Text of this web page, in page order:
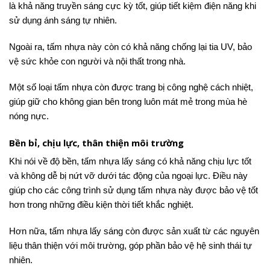
là khả năng truyền sáng cực kỳ tốt, giúp tiết kiệm điện năng khi
sử dụng ánh sáng tự nhiên.
Ngoài ra, tấm nhựa này còn có khả năng chống lại tia UV, bảo
vệ sức khỏe con người và nội thất trong nhà.
Một số loại tấm nhựa còn được trang bị công nghệ cách nhiệt,
giúp giữ cho không gian bên trong luôn mát mẻ trong mùa hè
nóng nực.
Bền bỉ, chịu lực, thân thiện môi trường
Khi nói về độ bền, tấm nhựa lấy sáng có khả năng chịu lực tốt
và không dễ bị nứt vỡ dưới tác động của ngoại lực. Điều này
giúp cho các công trình sử dụng tấm nhựa này được bảo vệ tốt
hơn trong những điều kiện thời tiết khắc nghiệt.
Hơn nữa, tấm nhựa lấy sáng còn được sản xuất từ các nguyên
liệu thân thiện với môi trường, góp phần bảo vệ hệ sinh thái tự
nhiên.